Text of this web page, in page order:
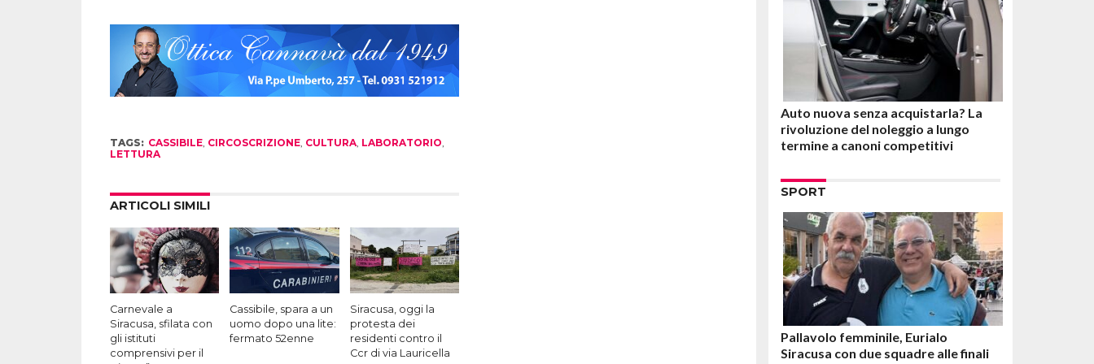
TAGS: CASSIBILE, CIRCOSCRIZIONE, CULTURA, LABORATORIO
LETTURA
ARTICOLI SIMILI
Carnevale a
Siracusa, sfilata con
gli istituti
comprensivi per il
Cassibile, spara a un
uomo dopo una lite:
fermato 52enne
Siracusa, oggi la
protesta dei
residenti contro il
Ccr di via Lauricella
Auto nuova senza acquistarla? La
rivoluzione del noleggio a lungo
termine a canoni competitivi
SPORT
Pallavolo femminile, Eurialo
Siracusa con due squadre alle finali